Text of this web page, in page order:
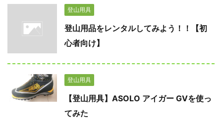
登山用具
登山用品をレンタルしてみよう！！【初
心者向け】
登山用具
【登山用具】ASOLO アイガー GVを使っ
てみた